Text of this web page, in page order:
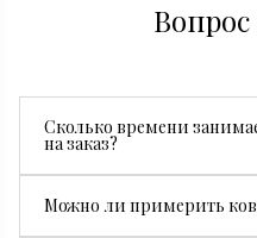
Сколько времени
на заказ?
производства. В среднем
Можно ли примерить